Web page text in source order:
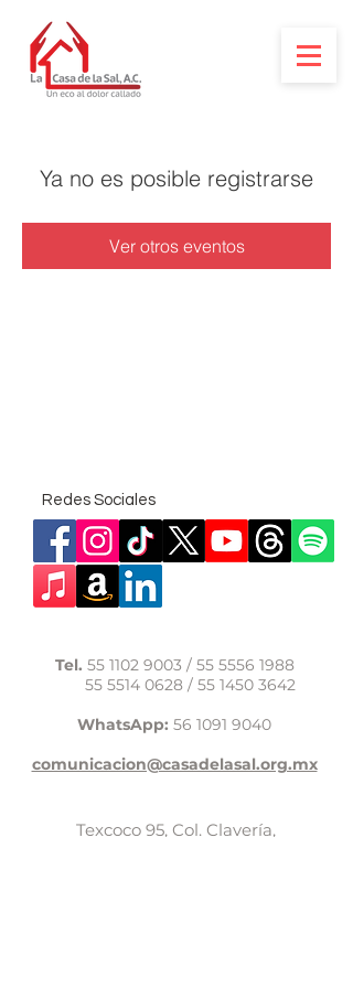
Ya no es posible registrarse
Ver otros eventos
Redes Sociales
Tel. 55 1102 9003 / 55 5556 1988
55 5514 0628/ 55 1450 3642
WhatsApp: 56 1091 9040
comunicacion@casadelasal.org.mx
Texcoco 95, Col. Clavería,